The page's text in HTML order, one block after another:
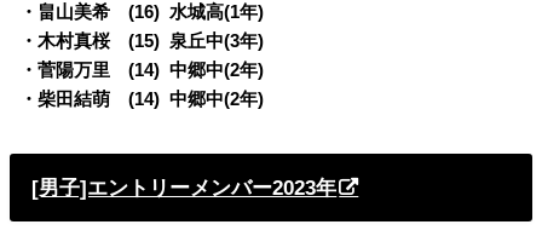
・畠山美希 (16) 水城高(1年)
・木村真桜 (15) 泉丘中(3年)
・菅陽万里 (14) 中郷中(2年)
・柴田結萌 (14) 中郷中(2年)
[男子]エントリーメンバー2023年